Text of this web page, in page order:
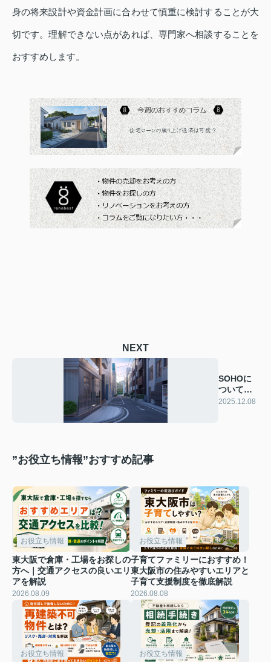
身の将来設計や資金計画に合わせて慎重に検討することが大
切です。理解できない点があれば、専門家へ相談することを
おすすめします。
NEXT
SOHOに
ついて知
りたい方
2025.12.08
”お役立ち情報”おすすめ記事
お役立ち情報
東大阪で倉庫・工場をお探しの
方へ｜交通アクセスの良いエリ
アを解説
2026.08.09
お役立ち情報
子育てファミリーにおすすめ！
東大阪市の住みやすいエリアと
子育て支援制度を徹底解説
2026.08.08
お役立ち情報 お役立ち情報